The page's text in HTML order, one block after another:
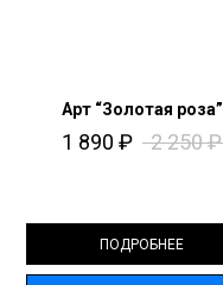
Арт “Золотая роза”
1 890 ₽ 2 250₽
ПОДРОБНЕЕ